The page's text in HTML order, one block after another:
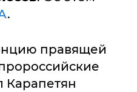
.
правящей
Карапетян